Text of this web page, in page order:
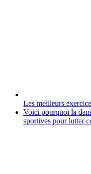
Les meilleurs
Voici pourquoi la
sportives pour lutter